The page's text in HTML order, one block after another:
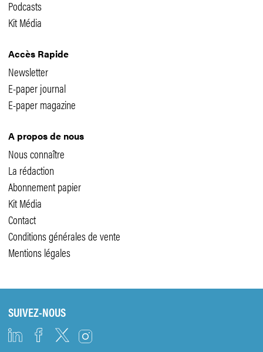
Podcasts
Kit Média
Accès Rapide
Newsletter
E-paper journal
E-paper magazine
A propos de nous
Nous connaître
La rédaction
Abonnement papier
Kit Média
Contact
Conditions générales de vente
Mentions légales
SUIVEZ-NOUS